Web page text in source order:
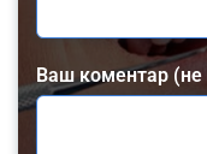
Ваш коментар (не